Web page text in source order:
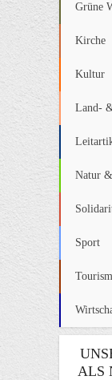
Grüne
Kirche
Kultur
Land-
Natur
Sport
ALS